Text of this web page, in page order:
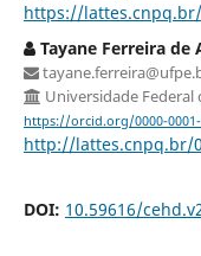
https://lattes.cnpq.br/
Tayane Ferreira de
Universidade Federal
https://orcid.org/0000-0001-
http://lattes.cnpq.br/
DOI: 10.59616/